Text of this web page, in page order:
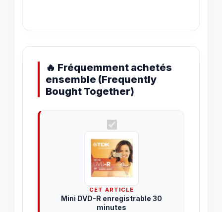
🔥 Fréquemment achetés
ensemble (Frequently
Bought Together)
CET ARTICLE
Mini DVD-R enregistrable 30
minutes